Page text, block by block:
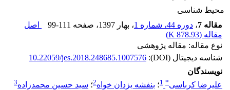
محیط شناسی
مقاله 7
، دوره 44، شماره 1 ، بهار 1397 ، صفحه 99-111
اصل
مقاله (878.93 K
)
نوع مقاله: مقاله پژوهشی
شناسه دیجیتال (DOI):
10.22059/jes.2018.248685.1007576
نویسندگان
علیرضا کرباسی*
1؛ بنفشه یزدان خواه2؛ سید حسین محمدزاده3